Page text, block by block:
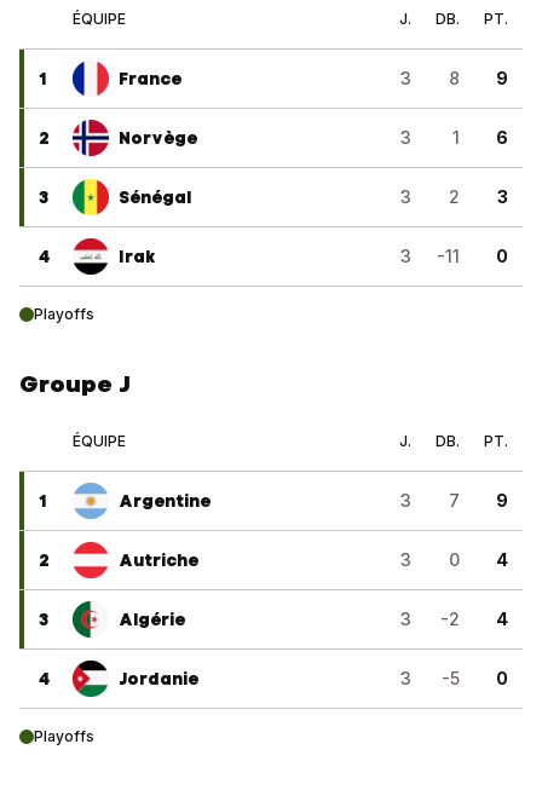
ÉQUIPE J. DB. PT.
1 France 3 8 9
2 Norvège 3 1 6
3 Sénégal 3 2 3
4 Irak 3 -11 0
Playoffs
Groupe J
ÉQUIPE J. DB. PT.
1 Argentine 3 7 9
2 Autriche 3 0 4
3 Algérie 3 -2 4
4 Jordanie 3 -5 0
Playoffs